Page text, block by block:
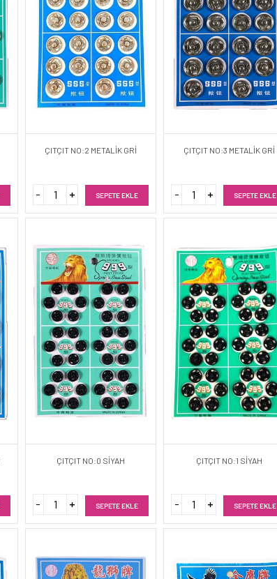
ÇITÇIT NO:2 METALİK GRİ
SEPETE EKLE
ÇITÇIT NO:3 METALİK GRİ
SEPETE EKLE
ÇITÇIT NO:0 SİYAH
SEPETE EKLE
ÇITÇIT NO:1 SİYAH
SEPETE EKLE